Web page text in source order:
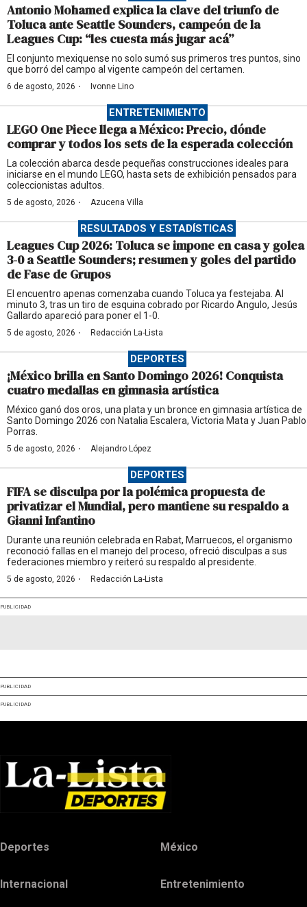
Antonio Mohamed explica la clave del triunfo de
Toluca ante Seattle Sounders, campeón de la
Leagues Cup: “les cuesta más jugar acá”
El conjunto mexiquense no solo sumó sus primeros tres puntos, sino
que borró del campo al vigente campeón del certamen.
6 de agosto, 2026 · Ivonne Lino
ENTRETENIMIENTO
LEGO One Piece llega a México: Precio, dónde
comprar y todos los sets de la esperada colección
La colección abarca desde pequeñas construcciones ideales para
iniciarse en el mundo LEGO, hasta sets de exhibición pensados para
coleccionistas adultos.
5 de agosto, 2026 · Azucena Villa
RESULTADOS Y ESTADÍSTICAS
Leagues Cup 2026: Toluca se impone en casa y golea
3-0 a Seattle Sounders; resumen y goles del partido
de Fase de Grupos
El encuentro apenas comenzaba cuando Toluca ya festejaba. Al
minuto 3, tras un tiro de esquina cobrado por Ricardo Angulo, Jesús
Gallardo apareció para poner el 1-0.
5 de agosto, 2026 · Redacción La-Lista
DEPORTES
¡México brilla en Santo Domingo 2026! Conquista
cuatro medallas en gimnasia artística
México ganó dos oros, una plata y un bronce en gimnasia artística de
Santo Domingo 2026 con Natalia Escalera, Victoria Mata y Juan Pablo
Porras.
5 de agosto, 2026 · Alejandro López
DEPORTES
FIFA se disculpa por la polémica propuesta de
privatizar el Mundial, pero mantiene su respaldo a
Gianni Infantino
Durante una reunión celebrada en Rabat, Marruecos, el organismo
reconoció fallas en el manejo del proceso, ofreció disculpas a sus
federaciones miembro y reiteró su respaldo al presidente.
5 de agosto, 2026 · Redacción La-Lista
PUBLICIDAD
PUBLICIDAD
PUBLICIDAD
Deportes México
Internacional Entretenimiento